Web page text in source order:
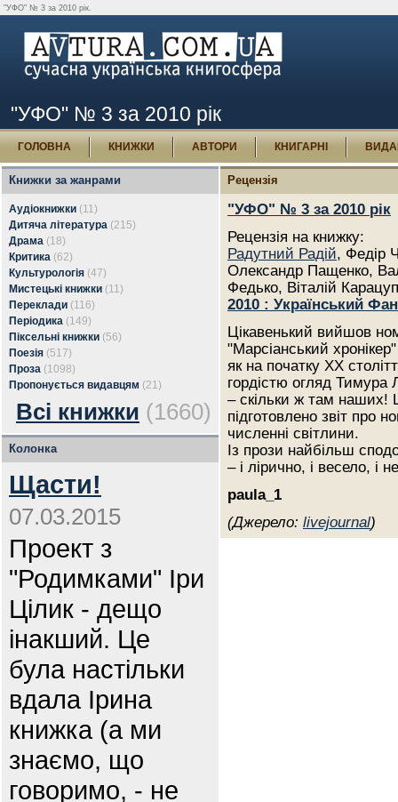
"УФО" № 3 за 2010 рік.
"УФО" № 3 за 2010 рік
ГОЛОВНА КНИЖКИ АВТОРИ КНИГАРНІ
Книжки за жанрами
Аудіокнижки (11)
Дитяча література (215)
Драма (18)
Критика (62)
Культурологія (47)
Мистецькі книжки (11)
Переклади (116)
Періодика (149)
Піксельні книжки (56)
Поезія (517)
Проза (1098)
Пропонується видавцям (21)
Всі книжки (1660)
Колонка
Щасти!
07.03.2015
Проект з
"Родимками" Іри
Цілик - дещо
інакший. Це
була настільки
вдала Ірина
книжка (а ми
знаємо, що
говоримо, - не
Рецензія
"УФО" № 3 за 2010 рік
Рецензія на книжку:
Радутний Радій, Федір
Олександр Пащенко,
Федько, Віталій
2010 : Український
Цікавенький вийшов
"Марсіанський
як на початку ХХ
гордістю огляд Тимура
– скільки ж там наших!
підготовлено звіт про
численні світлини.
Із прози найбільш
– і лірично, і весело, і
paula_1
(Джерело: livejournal)